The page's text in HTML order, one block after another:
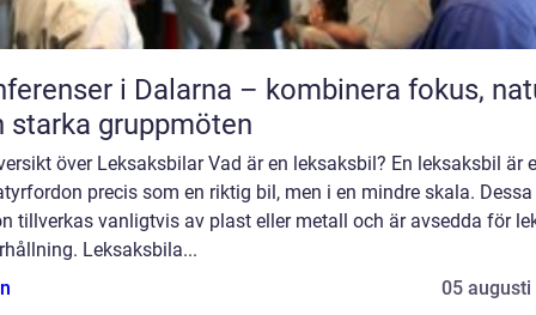
i Dalarna – kombinera fokus,
starka gruppmöten
över Leksaksbilar Vad är en leksaksbil? En leksaksbil är
precis som en riktig bil, men i en mindre skala.
tillverkas vanligtvis av plast eller metall och är avsedda för
Leksaksbila...
05 augusti